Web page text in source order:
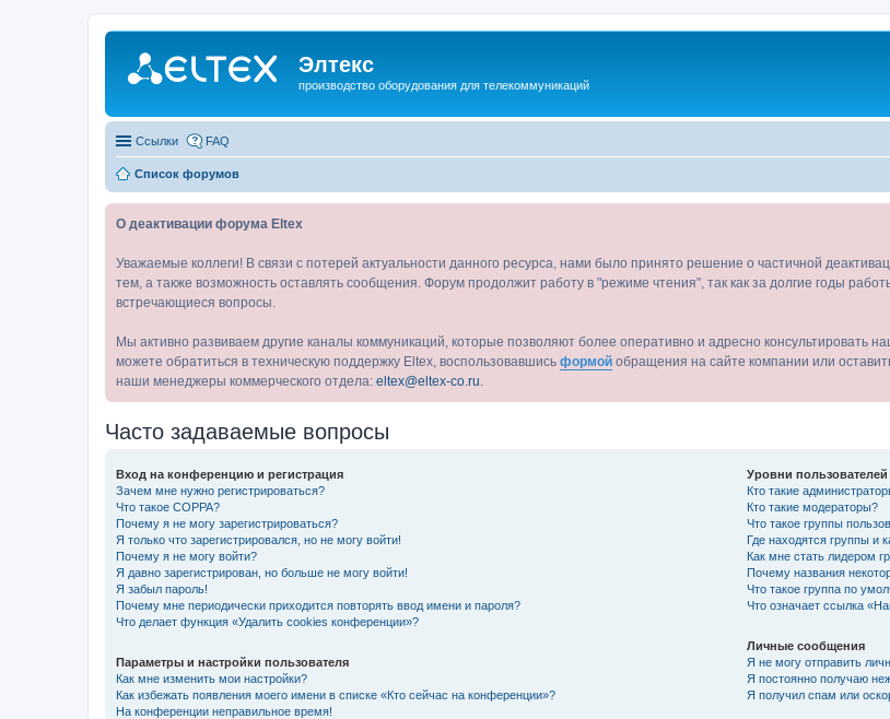
Элтекс
производство оборудования для телекоммуникаций
Ссылки FAQ
Список форумов
О деактивации форума Eltex
Уважаемые коллеги! В связи с потерей актуальности данного ресурса, нами было принято решение о частичной
тем, а также возможность оставлять сообщения. Форум продолжит работу в "режиме чтения", так как за долгие годы
встречающиеся вопросы.
Мы активно развиваем другие каналы коммуникаций, которые позволяют более оперативно и адресно консультировать
можете обратиться в техническую поддержку Eltex, воспользовавшись формой обращения на сайте компании или
наши менеджеры коммерческого отдела: eltex@eltex-co.ru
Часто задаваемые вопросы
Вход на конференцию и регистрация
Зачем мне нужно регистрироваться?
Что такое COPPA?
Почему я не могу зарегистрироваться?
Я только что зарегистрировался, но не могу войти!
Почему я не могу войти?
Я давно зарегистрирован, но больше не могу войти!
Я забыл пароль!
Почему мне периодически приходится повторять ввод имени и пароля?
Что делает функция «Удалить cookies конференции»?
Параметры и настройки пользователя
Как мне изменить мои настройки?
Как избежать появления моего имени в списке «Кто сейчас на конференции»?
На конференции неправильное время!
Уровни
Кто такие
Кто такие модераторы?
Что такое группы
Где находятся группы и
Как мне стать лидером
Почему названия
Что такое группа по
Что означает ссылка
Личные сообщения
Я не могу отправить
Я постоянно получаю
Я получил спам или